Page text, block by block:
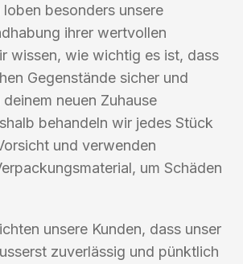
loben besonders unsere
ihrer wertvollen
wissen, wie wichtig es ist, dass
Gegenstände sicher und
neuen Zuhause
behandeln wir jedes Stück
und verwenden
um Schäden
unsere Kunden, dass unser
zuverlässig und pünktlich